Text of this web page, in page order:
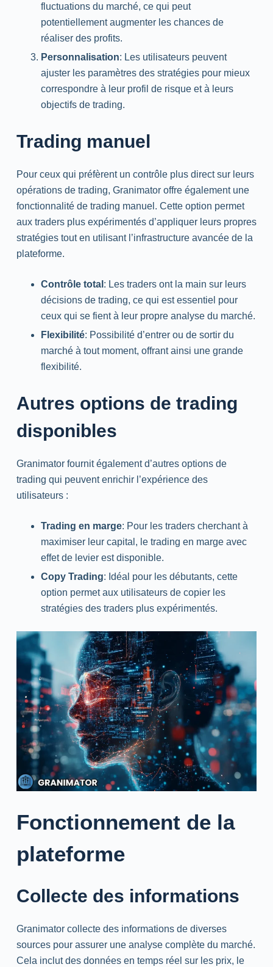
fluctuations du marché, ce qui peut
potentiellement augmenter les chances de
réaliser des profits.
Personnalisation: Les utilisateurs peuvent
ajuster les paramètres des stratégies pour mieux
correspondre à leur profil de risque et à leurs
objectifs de trading.
Trading manuel
Pour ceux qui préfèrent un contrôle plus direct sur leurs
opérations de trading, Granimator offre également une
fonctionnalité de trading manuel. Cette option permet
aux traders plus expérimentés d’appliquer leurs propres
stratégies tout en utilisant l’infrastructure avancée de la
plateforme.
Contrôle total : Les traders ont la main sur leurs
décisions de trading, ce qui est essentiel pour
ceux qui se fient à leur propre analyse du marché.
Flexibilité: Possibilité d’entrer ou de sortir du
marché à tout moment, offrant ainsi une grande
flexibilité.
Autres options de trading
disponibles
Granimator fournit également d’autres options de
trading qui peuvent enrichir l’expérience des
utilisateurs :
Trading en marge: Pour les traders cherchant à
maximiser leur capital, le trading en marge avec
effet de levier est disponible.
Copy Trading: Idéal pour les débutants, cette
option permet aux utilisateurs de copier les
stratégies des traders plus expérimentés.
Fonctionnement de la
plateforme
Collecte des informations
Granimator collecte des informations de diverses
sources pour assurer une analyse complète du marché.
Cela inclut des données en temps réel sur les prix, le